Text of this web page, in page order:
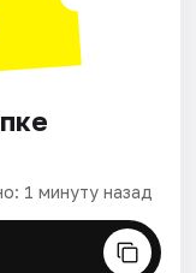
1 минуту назад